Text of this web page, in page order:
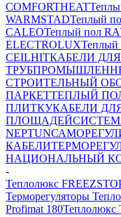
COMFORTHEAT
WARMSTADТеплый
CALEOТеплый пол
ELECTROLUXТеплый
CEILHITКАБЕЛИ
ТРУБ
СТРОИТЕЛЬНЫЙ
ПАРКЕТТЕПЛЫЙ
ПЛИТКУКАБЕЛИ
ПЛОЩАДЕЙ
NEPTUN
КАБЕЛИ
НАЦИОНАЛЬНЫЙ
-
Теплолюкс
Терморегуляторы
Profimat 180Теплолюкс